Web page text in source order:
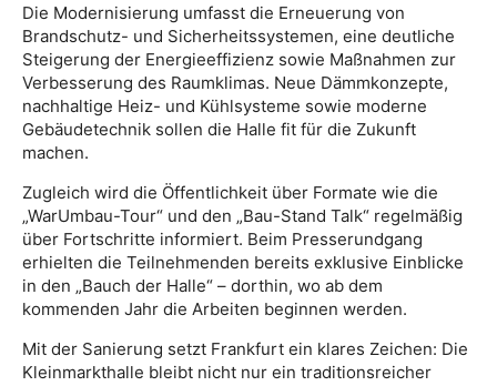
Die Modernisierung umfasst die Erneuerung von
Brandschutz- und Sicherheitssystemen, eine deutliche
Steigerung der Energieeffizienz sowie Maßnahmen zur
Verbesserung des Raumklimas. Neue Dämmkonzepte,
nachhaltige Heiz- und Kühlsysteme sowie moderne
Gebäudetechnik sollen die Halle fit für die Zukunft
machen.
Zugleich wird die Öffentlichkeit über Formate wie die
„WarUmbau-Tour“ und den „Bau-Stand Talk“ regelmäßig
über Fortschritte informiert. Beim Presserundgang
erhielten die Teilnehmenden bereits exklusive Einblicke
in den „Bauch der Halle“ – dorthin, wo ab dem
kommenden Jahr die Arbeiten beginnen werden.
Mit der Sanierung setzt Frankfurt ein klares Zeichen: Die
Kleinmarkthalle bleibt nicht nur ein traditionsreicher